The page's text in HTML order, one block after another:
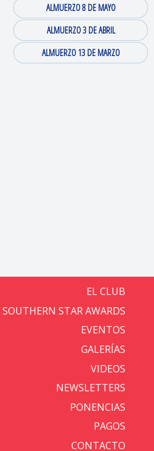
ALMUERZO 8 DE MAYO
ALMUERZO 3 DE ABRIL
ALMUERZO 13 DE MARZO
EL CLUB
SOUTHERN STAR AWARDS
EVENTOS
GALERÍAS
VIDEOS
NEWSLETTERS
PONENCIAS
PAGOS
CONTACTO